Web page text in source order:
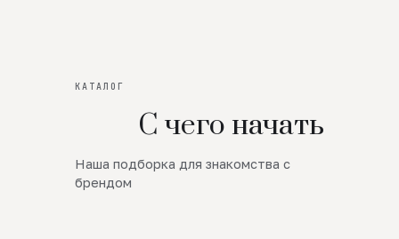
КАТАЛОГ
С чего начать
Наша подборка для знакомства с
брендом
Новинки
SALE